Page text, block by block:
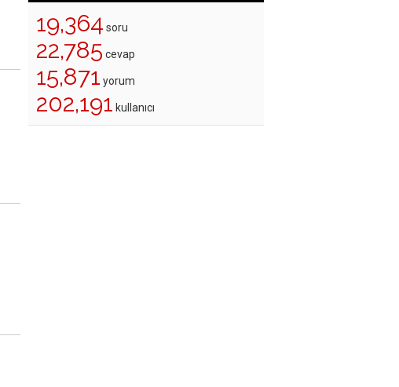
19,364 soru
22,785 cevap
15,871 yorum
202,191 kullanıcı